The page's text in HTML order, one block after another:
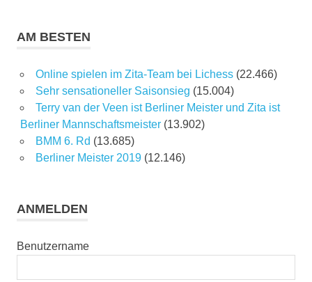
AM BESTEN
Online spielen im Zita-Team bei Lichess (22.466)
Sehr sensationeller Saisonsieg (15.004)
Terry van der Veen ist Berliner Meister und Zita ist
Berliner Mannschaftsmeister (13.902)
BMM 6. Rd (13.685)
Berliner Meister 2019 (12.146)
ANMELDEN
Benutzername